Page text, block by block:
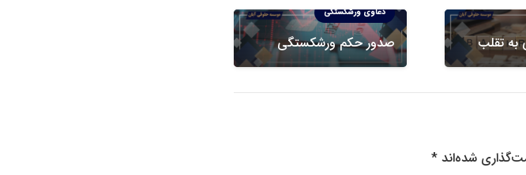
به تقلب
دعاوی ورشکستگی
صدور حکم ورشکستگی
شده‌اند*